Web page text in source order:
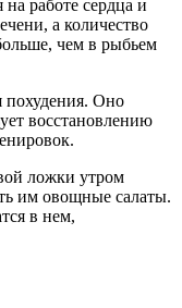
работе сердца и
а количество
чем в рыбьем
Оно
восстановлению
ложки утром
им овощные салаты.
в нем,